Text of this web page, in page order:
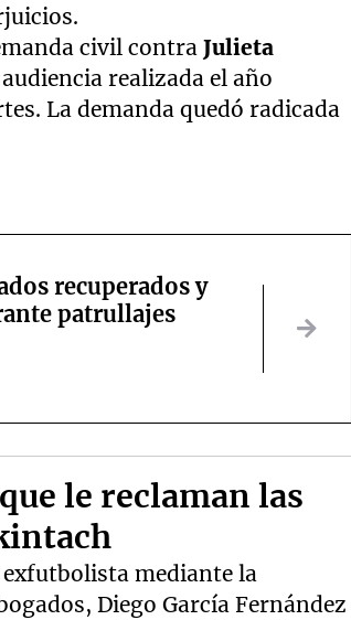
civil contraJulieta
realizada el año
La demanda quedó radicada
recuperados y
patrullajes
le reclaman las
mediante la
Diego García Fernández